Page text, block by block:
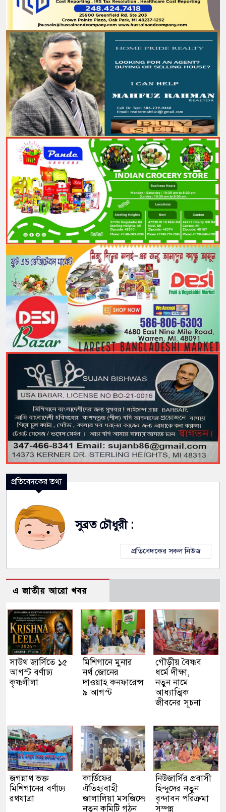
প্রতিবেদকের তথ্য
সুব্রত চৌধুরী :
প্রতিবেদকের সকল নিউজ
এ জাতীয় আরো খবর
সাউথ জার্সিতে ১৫
আগস্ট বর্ণাঢ্য
কৃষ্ণলীলা
মিশিগানে মুনার
নর্থ জোনের
দাওয়াহ কনফারেন্স
৯ আগস্ট
গৌড়ীয় বৈষ্ণব
ধর্মে দীক্ষা,
নতুন নামে
আধ্যাত্মিক
জীবনের সূচনা
জগন্নাথ ভক্ত
মিশিগানের বর্ণাঢ্য
রথযাত্রা
কার্ডিফের
ঐতিহ্যবাহী
জালালিয়া মসজিদের
নতুন কমিটি গঠন
নিউজার্সির প্রবাসী
হিন্দুদের নতুন
বৃন্দাবন পরিক্রমা
সম্পন্ন